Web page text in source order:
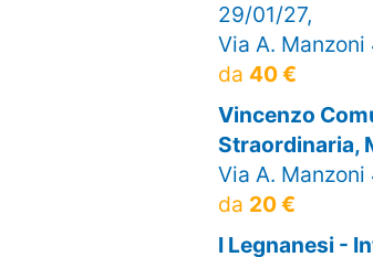
29/01/27,
Via A. Manzoni
da 40 €
Vincenzo
Straordinaria,
Via A. Manzoni
da 20 €
I Legnanesi -